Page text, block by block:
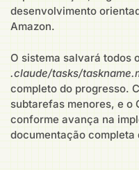
desenvolvimento
Amazon.
O sistema salvará todos
.claude/tasks/
completo do progresso.
subtarefas menores, e o
conforme avança na
documentação completa